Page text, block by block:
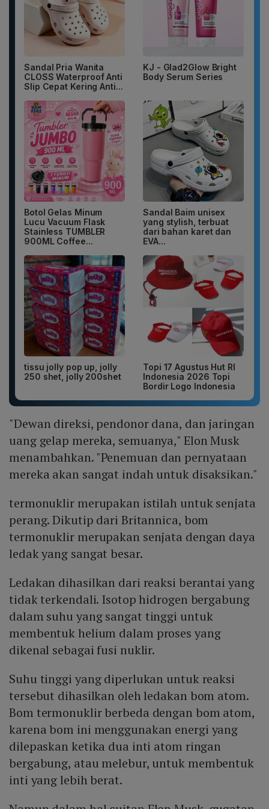
Sandal Pria Wanita
CLOSS Waterproof Anti
Slip Cepat Kering Anti...
KJ - Glad2Glow Bright
Body Serum Series
Botol Gelas Minum
Lucu Vacuum Flask
Stainless TUMBLER
900ML Coffee...
Sandal Baim unisex
yang stylish, terbuat
dari bahan karet dan
EVA...
tissu jolly pop up, jolly
250 shet, jolly 200shet
Topi 17 Agustus Hut RI
Indonesia 2026 Topi
Bordir Logo Indonesia
"Dewan direksi, pendonor dana, dan jaringan
uang gelap mereka, semuanya," Elon Musk
menambahkan. "Penemuan dan pernyataan
mereka akan sangat indah untuk disaksikan."
termonuklir merupakan istilah untuk senjata
perang. Dikutip dari Britannica, bom
termonuklir merupakan senjata dengan daya
ledak yang sangat besar.
Ledakan dihasilkan dari reaksi berantai yang
tidak terkendali. Isotop hidrogen bergabung
dalam suhu yang sangat tinggi untuk
membentuk helium dalam proses yang
dikenal sebagai fusi nuklir.
Suhu tinggi yang diperlukan untuk reaksi
tersebut dihasilkan oleh ledakan bom atom.
Bom termonuklir berbeda dengan bom atom,
karena bom ini menggunakan energi yang
dilepaskan ketika dua inti atom ringan
bergabung, atau melebur, untuk membentuk
inti yang lebih berat.